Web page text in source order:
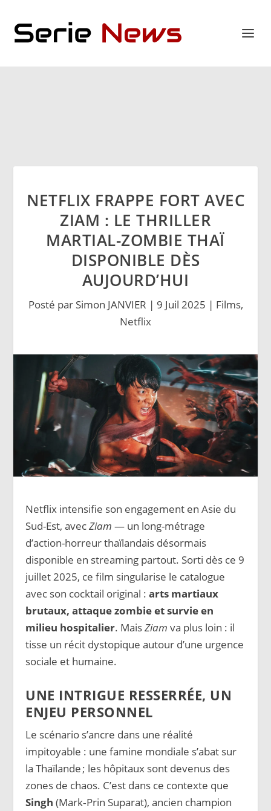
NETFLIX FRAPPE FORT AVEC
ZIAM : LE THRILLER
MARTIAL-ZOMBIE THAÏ
DISPONIBLE DÈS
AUJOURD’HUI
Posté par Simon JANVIER | 9 Juil 2025 | Films,
Netflix
Netflix intensifie son engagement en Asie du
Sud-Est, avecZiam — un long-métrage
d’action-horreur thaïlandais désormais
disponible en streaming partout. Sorti dès ce 9
juillet 2025, ce film singularise le catalogue
avec son cocktail original :arts martiaux
brutaux, attaque zombie et survie en
milieu hospitalier. MaisZiam va plus loin : il
tisse un récit dystopique autour d’une urgence
sociale et humaine.
UNE INTRIGUE RESSERRÉE, UN
ENJEU PERSONNEL
Le scénario s’ancre dans une réalité
impitoyable : une famine mondiale s’abat sur
la Thaïlande ; les hôpitaux sont devenus des
zones de chaos. C’est dans ce contexte que
Singh (Mark‑Prin Suparat), ancien champion